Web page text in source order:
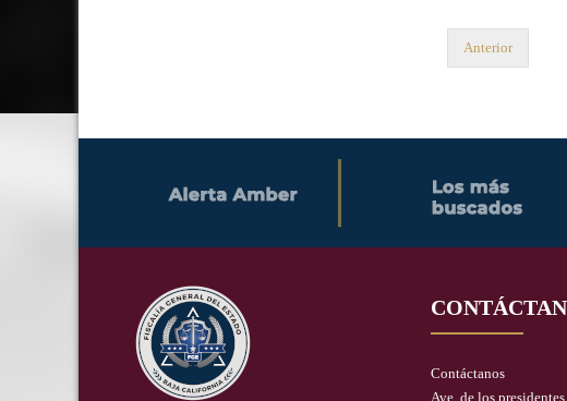
Anterior
Contáctanos
Ave. de los